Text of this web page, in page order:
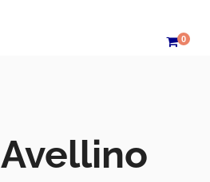
0
Avellino